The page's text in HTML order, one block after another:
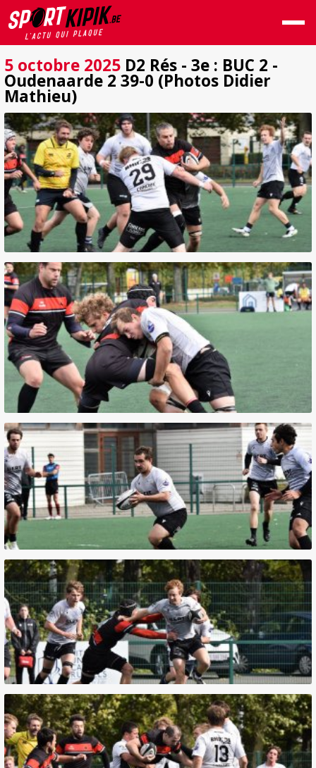
5 octobre 2025 D2 Rés - 3e : BUC 2 -
Oudenaarde 2 39-0 (Photos Didier
Mathieu)